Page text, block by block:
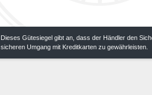
Dieses Gütesiegel gibt an, dass der Händler den
sicheren Umgang mit Kreditkarten zu gewährleisten.